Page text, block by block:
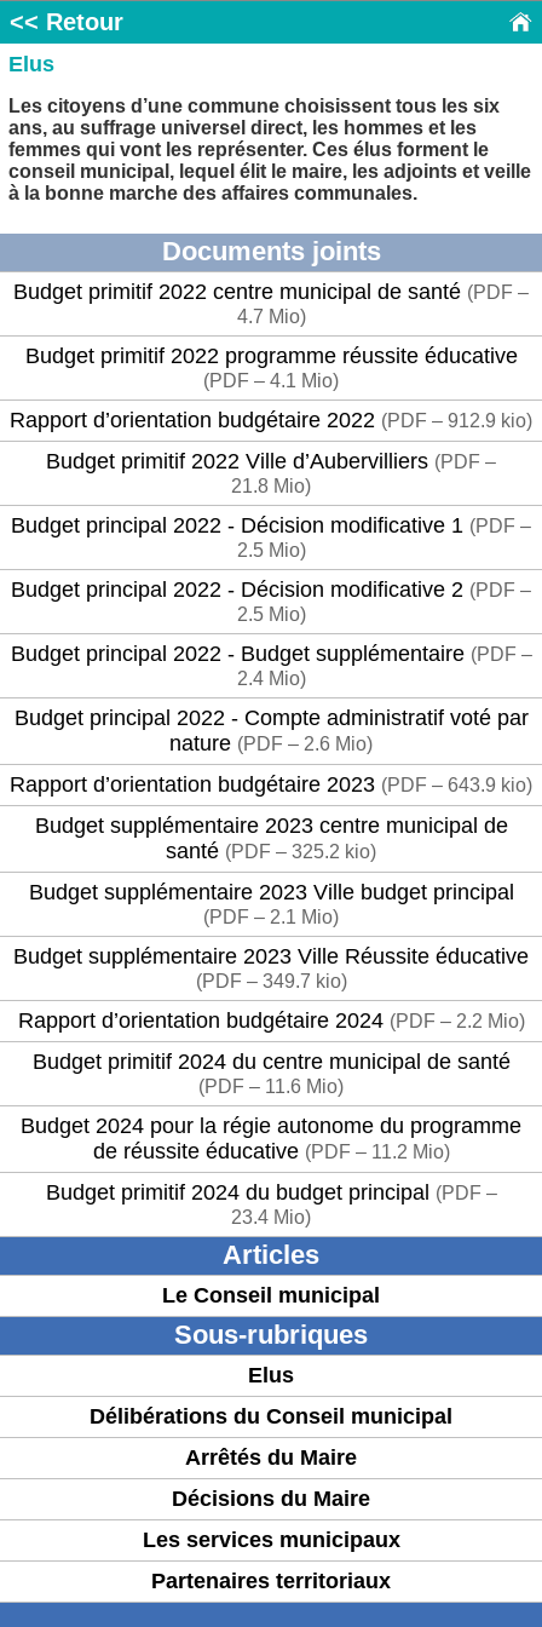
<< Retour
Elus
Les citoyens d’une commune choisissent tous les six
ans, au suffrage universel direct, les hommes et les
femmes qui vont les représenter. Ces élus forment le
conseil municipal, lequel élit le maire, les adjoints et veille
à la bonne marche des affaires communales.
Documents joints
Budget primitif 2022 centre municipal de santé (PDF –
4.7 Mio)
Budget primitif 2022 programme réussite éducative
(PDF – 4.1 Mio)
Rapport d’orientation budgétaire 2022 (PDF – 912.9 kio)
Budget primitif 2022 Ville d’Aubervilliers (PDF –
21.8 Mio)
Budget principal 2022 - Décision modificative 1 (PDF –
2.5 Mio)
Budget principal 2022 - Décision modificative 2 (PDF –
2.5 Mio)
Budget principal 2022 - Budget supplémentaire (PDF –
2.4 Mio)
Budget principal 2022 - Compte administratif voté par
nature (PDF – 2.6 Mio)
Rapport d’orientation budgétaire 2023 (PDF – 643.9 kio)
Budget supplémentaire 2023 centre municipal de
santé (PDF – 325.2 kio)
Budget supplémentaire 2023 Ville budget principal
(PDF – 2.1 Mio)
Budget supplémentaire 2023 Ville Réussite éducative
(PDF – 349.7 kio)
Rapport d’orientation budgétaire 2024 (PDF – 2.2 Mio)
Budget primitif 2024 du centre municipal de santé
(PDF – 11.6 Mio)
Budget 2024 pour la régie autonome du programme
de réussite éducative (PDF – 11.2 Mio)
Budget primitif 2024 du budget principal (PDF –
23.4 Mio)
Articles
Le Conseil municipal
Sous-rubriques
Elus
Délibérations du Conseil municipal
Arrêtés du Maire
Décisions du Maire
Les services municipaux
Partenaires territoriaux